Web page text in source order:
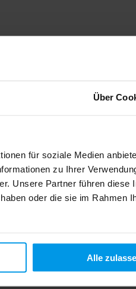
Über
für soziale Medien
zu Ihrer
Unsere Partner führen diese
oder die sie im Rahmen
Alle